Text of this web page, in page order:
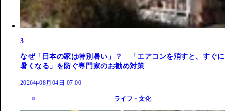
3
なぜ「日本の家は特別暑い」？ 「エアコンを消すと、すぐに
暑くなる」を防ぐ専門家のお勧め対策
2026年08月04日 07:00
ライフ・文化